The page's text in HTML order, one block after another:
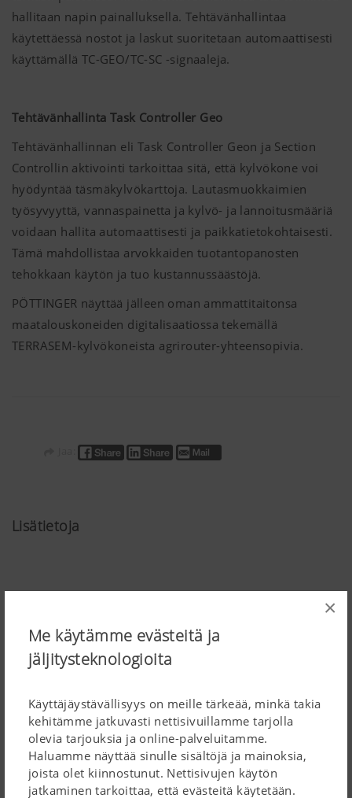
×
Me käytämme evästeitä ja
jäljitysteknologioita
Käyttäjäystävällisyys on meille tärkeää, minkä takia
kehitämme jatkuvasti nettisivuillamme tarjolla
olevia tarjouksia ja online-palveluitamme.
Haluamme näyttää sinulle sisältöjä ja mainoksia,
joista olet kiinnostunut. Nettisivujen käytön
jatkaminen tarkoittaa, että evästeitä käytetään.
hallitaan napin painalluksella. Tehtävänhallintaa
käytettäessä nostot ja laskut suoritetaan automaattisesti
käyttämällä TC-GEO/TC-SC -signaaleja.
Tehtävänhallinta Task Controller Geo
Tehtävänhallinnan eli Task Controller Geon ja Section
Controllin aktivointi tarkoittaa sitä, että kylvökone voi
hyödyntää täsmäkylvökarttoja. Lautasmuokkaimien
työsyvyyttä, vannaspainetta ja kylvö- ja lannoitusmääriä
voidaan hallita automaattisesti ja paikkatietokohtaisesti.
Tämä mahdollistaa arvokkaiden tuotantopanosten
tehokkaan käytön ja tuo kustannussäästöjä.
PÖTTINGER näyttää jälleen oman ammattitaitonsa
maatalouskoneiden digitalisaatiossa tekemällä
TERRASEM-kylvökoneista agrirouter-yhteensopivia.
Lisätietoja
PR Dokumentit: